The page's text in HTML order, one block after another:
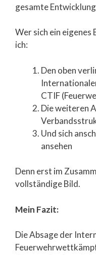
gesamte
Wer sich ein eigenes
ich:
Den oben
CTIF
Die weiteren
Und sich
ansehen
Denn erst im
vollständige Bild.
Mein Fazit:
Die Absage der